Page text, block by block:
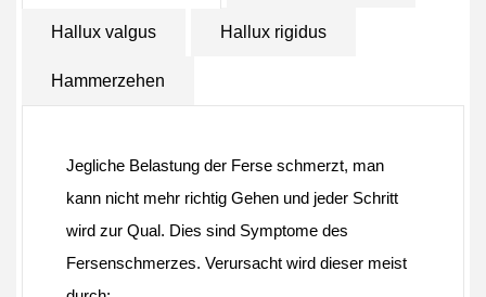
Hallux valgus Hallux rigidus
Hammerzehen
Jegliche Belastung der Ferse schmerzt, man
kann nicht mehr richtig Gehen und jeder Schritt
wird zur Qual. Dies sind Symptome des
Fersenschmerzes. Verursacht wird dieser meist